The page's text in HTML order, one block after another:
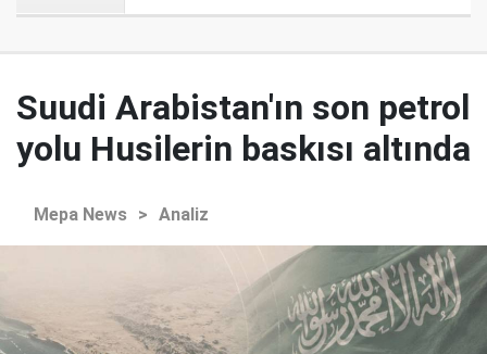
Suudi Arabistan'ın son petrol
yolu Husilerin baskısı altında
Mepa News > Analiz